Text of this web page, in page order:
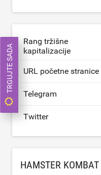
Rang tržišne
kapitalizacije
URL početne stranice
Telegram
Twitter
HAMSTER
TRGUJTE SADA